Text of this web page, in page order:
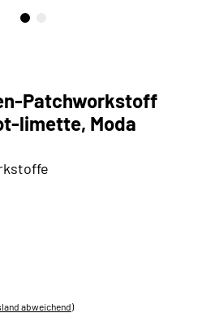
Patchworkstoff
limette, Moda
abweichend)